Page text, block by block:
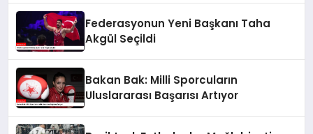
Federasyonun Yeni Başkanı Taha
Akgül Seçildi
Bakan Bak: Milli Sporcuların
Uluslararası Başarısı Artıyor